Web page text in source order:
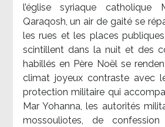
l’église syriaque catholique
Qaraqosh, un air de gaité se
les rues et les places
scintillent dans la nuit et des
habillés en Père Noël se
climat joyeux contraste avec
protection militaire qui
Mar Yohanna, les autorités
mossouliotes, de